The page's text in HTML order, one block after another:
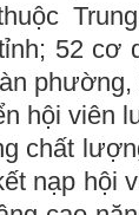
52 cơ
phường,
hội viên
chất
nạp hội